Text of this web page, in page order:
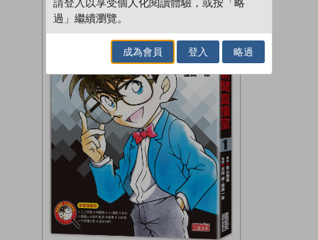
過」繼續瀏覽。
成為會員 登入 略過